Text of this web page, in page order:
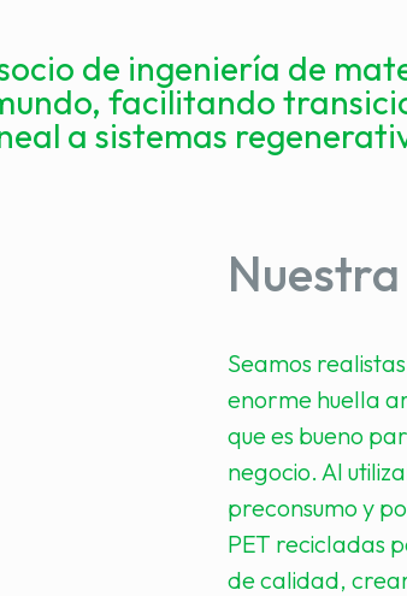
de ingeniería de
facilitando
a sistemas
Seamos
enorme huella
que es bueno
negocio. Al
preconsumo y
PET recicladas
de calidad,